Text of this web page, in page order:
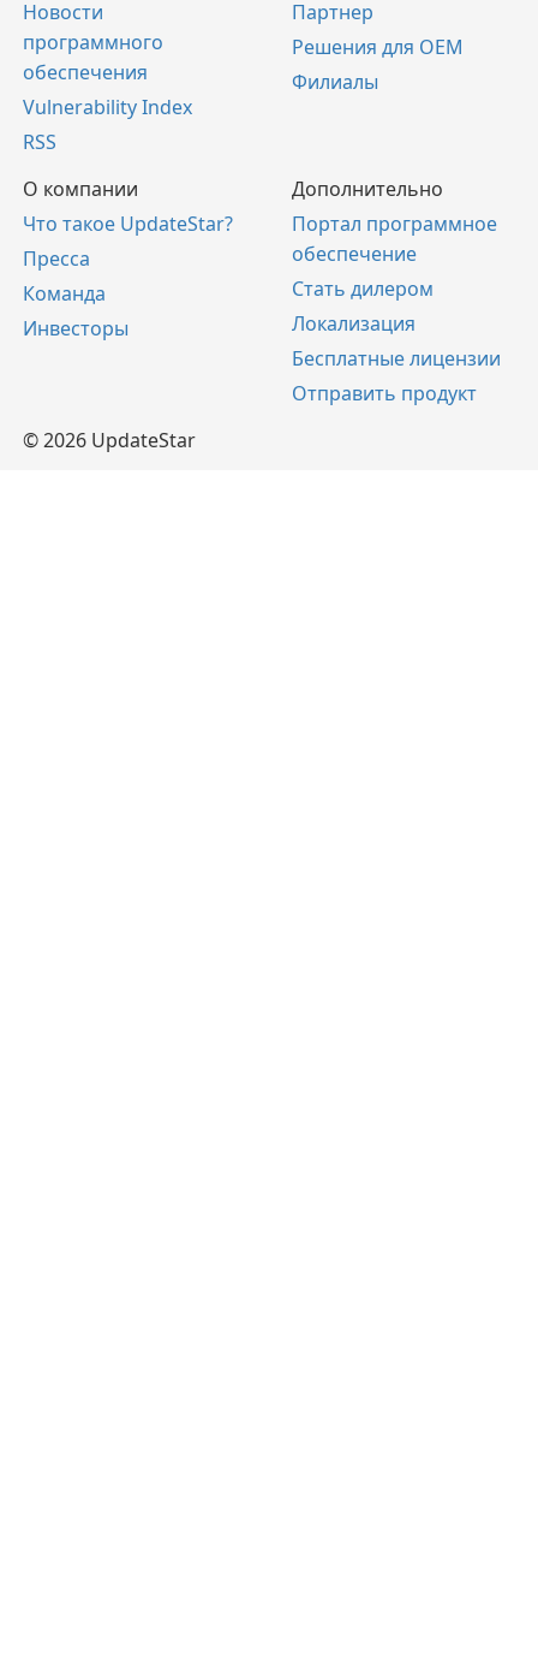
Новости
программного
обеспечения
Vulnerability Index
RSS
Партнер
Решения для OEM
Филиалы
О компании
Что такое UpdateStar?
Пресса
Команда
Инвесторы
Дополнительно
Портал программное
обеспечение
Стать дилером
Локализация
Бесплатные лицензии
Отправить продукт
© 2026 UpdateStar